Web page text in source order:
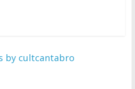
by cultcantabro